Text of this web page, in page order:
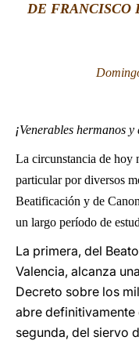
DE FRANCISCO
¡Venerables hermanos
La circunstancia de hoy
particular por diversos
Beatificación y de
un largo período de
La primera, del
Valencia, alcanza
Decreto sobre los
abre definitivamente
segunda, del siervo